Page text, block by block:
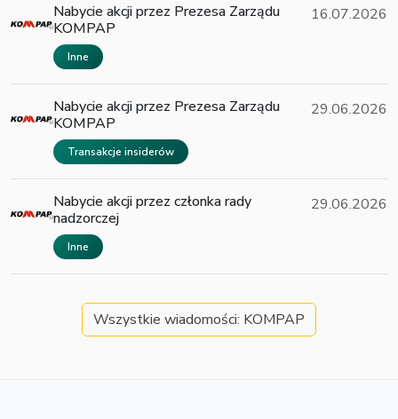
Nabycie akcji przez Prezesa Zarządu
KOMPAP
Inne
16.07.2026
Nabycie akcji przez Prezesa Zarządu
KOMPAP
Transakcje insiderów
29.06.2026
Nabycie akcji przez członka rady
nadzorczej
Inne
29.06.2026
Wszystkie wiadomości: KOMPAP